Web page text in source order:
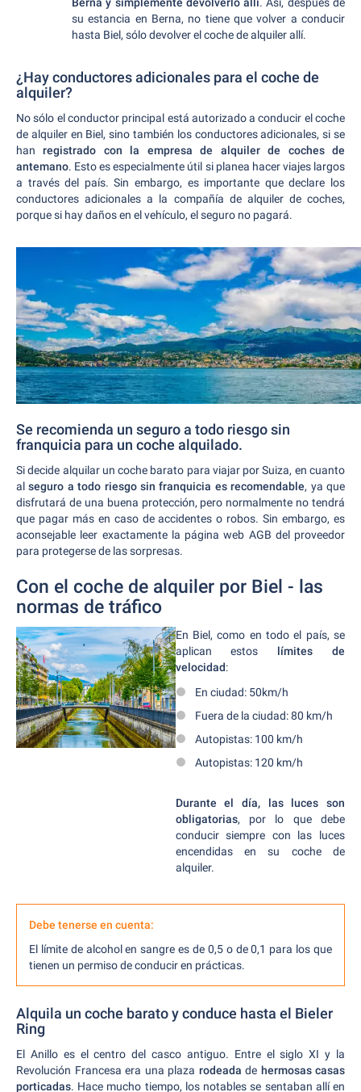
su estancia en Berna, no tiene que volver a conducir
hasta Biel, sólo devolver el coche de alquiler allí.
¿Hay conductores adicionales para el coche de
alquiler?
No sólo el conductor principal está autorizado a conducir el coche
de alquiler en Biel, sino también los conductores adicionales, si se
hanregistrado con la empresa de alquiler de coches de
antemano. Esto es especialmente útil si planea hacer viajes largos
a través del país. Sin embargo, es importante que declare los
conductores adicionales a la compañía de alquiler de coches,
porque si hay daños en el vehículo, el seguro no pagará.
Se recomienda un seguro a todo riesgo sin
franquicia para un coche alquilado.
Si decide alquilar un coche barato para viajar por Suiza, en cuanto
alseguro a todo riesgo sin franquicia es recomendable, ya que
disfrutará de una buena protección, pero normalmente no tendrá
que pagar más en caso de accidentes o robos. Sin embargo, es
aconsejable leer exactamente la página web AGB del proveedor
para protegerse de las sorpresas.
Con el coche de alquiler por Biel - las
normas de tráfico
En Biel, como en todo el país, se
aplican estos límites de
velocidad:
En ciudad: 50km/h
Fuera de la ciudad: 80 km/h
Autopistas: 100 km/h
Autopistas: 120 km/h
Durante el día, las luces son
obligatorias, por lo que debe
conducir siempre con las luces
encendidas en su coche de
alquiler.
Debe tenerse en cuenta:
El límite de alcohol en sangre es de 0,5 o de 0,1 para los que
tienen un permiso de conducir en prácticas.
Alquila un coche barato y conduce hasta el Bieler
Ring
El Anillo es el centro del casco antiguo. Entre el siglo XI y la
Revolución Francesa era una plaza rodeada de hermosas casas
porticadas. Hace mucho tiempo, los notables se sentaban allí en